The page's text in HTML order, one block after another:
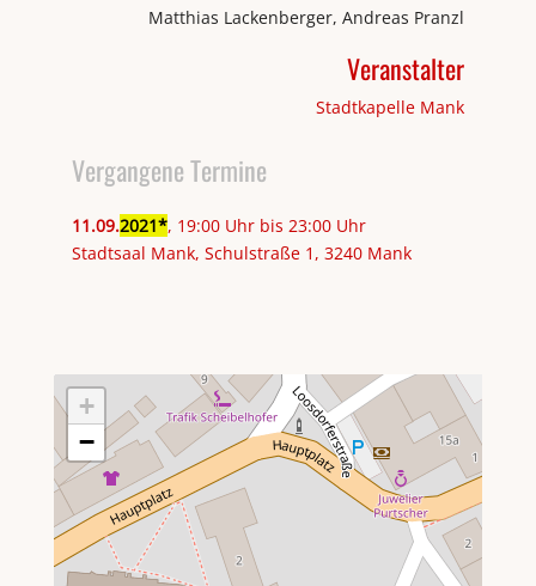
Matthias Lackenberger, Andreas Pranzl
Veranstalter
Stadtkapelle Mank
Vergangene Termine
11.09.2021 , 19:00 Uhr bis 23:00 Uhr
Stadtsaal Mank, Schulstraße 1, 3240 Mank
+
−